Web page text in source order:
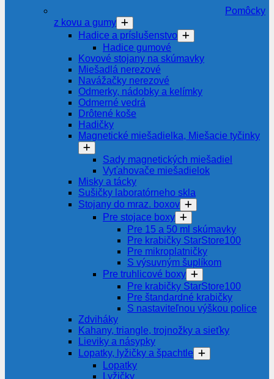
Pomôcky
z kovu a gumy
Hadice a príslušenstvo
Hadice gumové
Kovové stojany na skúmavky
Miešadlá nerezové
Navážačky nerezové
Odmerky, nádobky a kelímky
Odmerné vedrá
Drôtené koše
Hadičky
Magnetické miešadielka, Miešacie tyčinky
Sady magnetických miešadiel
Vyťahovače miešadielok
Misky a tácky
Sušičky laboratórneho skla
Stojany do mraz. boxov
Pre stojace boxy
Pre 15 a 50 ml skúmavky
Pre krabičky StarStore100
Pre mikroplatničky
S výsuvným šuplíkom
Pre truhlicové boxy
Pre krabičky StarStore100
Pre štandardné krabičky
S nastaviteľnou výškou police
Zdviháky
Kahany, triangle, trojnožky a sieťky
Lieviky a násypky
Lopatky, lyžičky a špachtle
Lopatky
Lyžičky